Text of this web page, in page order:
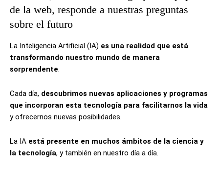
de la web, responde a nuestras preguntas
sobre el futuro
La Inteligencia Artificial (IA) es una realidad que está
transformando nuestro mundo de manera
sorprendente.
Cada día, descubrimos nuevas aplicaciones y programas
que incorporan esta tecnología para facilitarnos la vida
y ofrecernos nuevas posibilidades.
La IA está presente en muchos ámbitos de la ciencia y
la tecnología, y también en nuestro día a día.